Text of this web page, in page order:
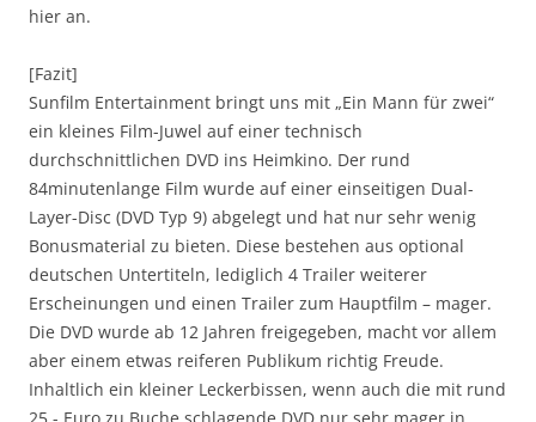
hier an.
[Fazit]
Sunfilm Entertainment bringt uns mit „Ein Mann für zwei“
ein kleines Film-Juwel auf einer technisch
durchschnittlichen DVD ins Heimkino. Der rund
84minutenlange Film wurde auf einer einseitigen Dual-
Layer-Disc (DVD Typ 9) abgelegt und hat nur sehr wenig
Bonusmaterial zu bieten. Diese bestehen aus optional
deutschen Untertiteln, lediglich 4 Trailer weiterer
Erscheinungen und einen Trailer zum Hauptfilm – mager.
Die DVD wurde ab 12 Jahren freigegeben, macht vor allem
aber einem etwas reiferen Publikum richtig Freude.
Inhaltlich ein kleiner Leckerbissen, wenn auch die mit rund